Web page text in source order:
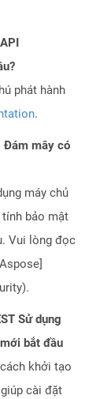
phát hành
.
Đám mây có
máy chủ
bảo mật
Vui lòng đọc
Sử dụng
bắt đầu
khởi tạo
cài đặt